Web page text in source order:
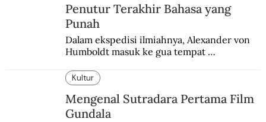
Penutur Terakhir Bahasa yang
Punah
Dalam ekspedisi ilmiahnya, Alexander von
Humboldt masuk ke gua tempat
burung nuri diyakini sebagai penutur
terakhir bahasa suku itu.
Kultur
Mengenal Sutradara Pertama Film
Gundala